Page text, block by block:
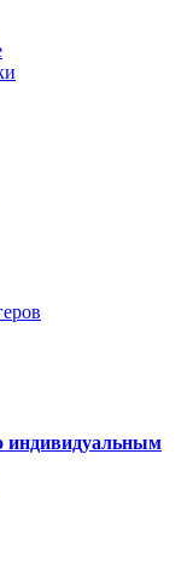
индивидуальным